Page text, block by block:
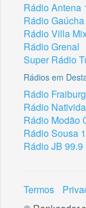
Rádio Antena
Rádio Gaúcha
Rádio Villa
Rádio Grenal
Super Rádio
Rádios em
Rádio
Rádio
Rádio Modão
Rádio Sousa
Rádio JB 99.9
Termos